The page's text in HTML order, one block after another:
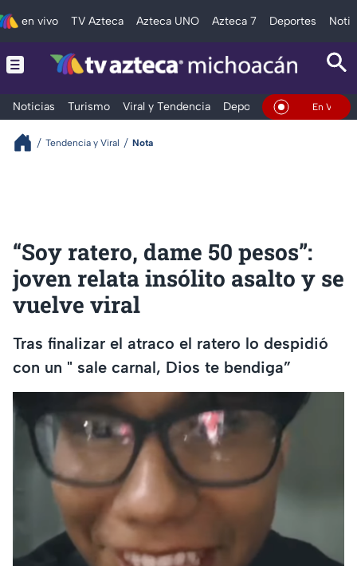
en vivo TV Azteca Azteca UNO Azteca 7 Deportes
Noticias Turismo Viral y Tendencia Deportes Espectáculos
En Vivo
Tendencia y Viral Nota
“Soy ratero, dame 50 pesos”:
joven relata insólito asalto y se
vuelve viral
Tras finalizar el atraco el ratero lo despidió
con un " sale carnal, Dios te bendiga”